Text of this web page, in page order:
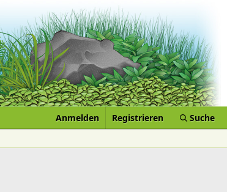
Anmelden Registrieren Suche